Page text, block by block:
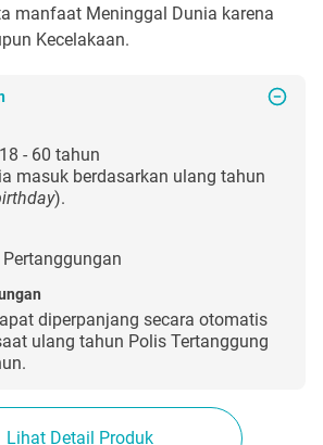
manfaat Meninggal Dunia karena
Kecelakaan.
- 60 tahun
masuk berdasarkan ulang tahun
).
diperpanjang secara otomatis
ulang tahun Polis Tertanggung
Lihat Detail Produk